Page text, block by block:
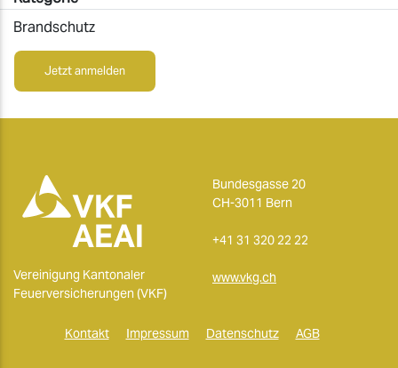
Brandschutz
Jetzt anmelden
Vereinigung Kantonaler
Feuerversicherungen (VKF)
Bundesgasse 20
CH-3011 Bern
+41 31 320 22 22
www.vkg.ch
Kontakt Impressum Datenschutz AGB